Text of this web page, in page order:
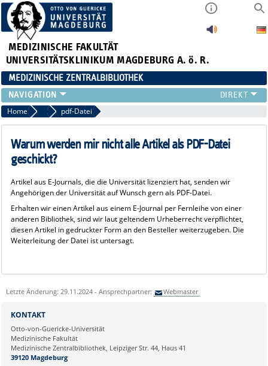
MEDIZINISCHE FAKULTÄT
UNIVERSITÄTSKLINIKUM MAGDEBURG A. ö. R.
MEDIZINISCHE ZENTRALBIBLIOTHEK
LITERATURSUCHE
SERVICE
INFORMATIONSKOMPETENZ
AKTUELLES
NEU HIER?
SUCHE A-Z
Home FAQ Fernleihe
pdf-Datei
Warum werden mir nicht alle Artikel als PDF-Datei
geschickt?
Artikel aus E-Journals, die die Universität lizenziert hat, senden wir
Angehörigen der Universität auf Wunsch gern als PDF-Datei.
Erhalten wir einen Artikel aus einem E-Journal per Fernleihe von einer
anderen Bibliothek, sind wir laut geltendem Urheberrecht verpflichtet,
diesen Artikel in gedruckter Form an den Besteller weiterzugeben. Die
Weiterleitung der Datei ist untersagt.
Letzte Änderung: 29.11.2024 - Ansprechpartner: Webmaster
KONTAKT
Otto-von-Guericke-Universität
Medizinische Fakultät
Medizinische Zentralbibliothek, Leipziger Str. 44, Haus 41
39120 Magdeburg